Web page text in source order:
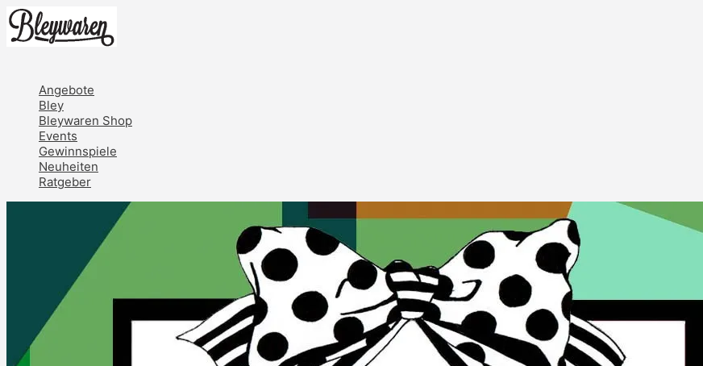
Zum
Inhalt
springen
Angebote
Bley
Bleywaren Shop
Events
Gewinnspiele
Neuheiten
Ratgeber